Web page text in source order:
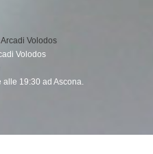
Volodos
alle 19:30 ad Ascona.